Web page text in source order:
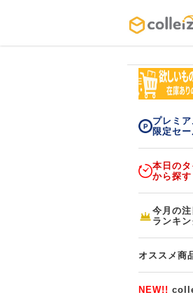
ログイン・会員登録
初回アプリ利用限定！500ptプレ
プレミ
限定セ
本日の
から探す
今月の
ランキ
オススメ商
NEW!!